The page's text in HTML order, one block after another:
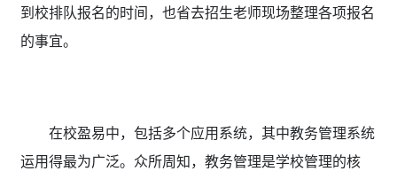
到校排队报名的时间，也省去招生老师现场整理各项报名
的事宜。
在校盈易中，包括多个应用系统，其中教务管理系统
运用得最为广泛。众所周知，教务管理是学校管理的核